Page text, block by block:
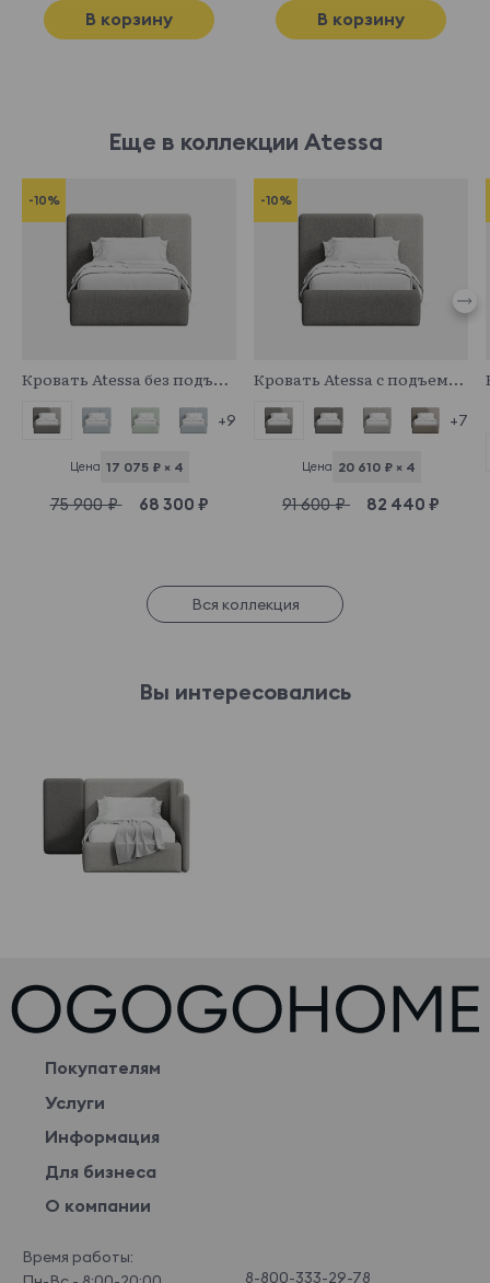
В корзину В корзину
Еще в коллекции Atessa
-10%
Кровать Atessa без подъемного механизма
+9
Цена 17 075 ₽ × 4
75 900 ₽ 68 300 ₽
-10%
Кровать Atessa с подъемным механизмом
+7
Цена 20 610 ₽ × 4
91 600 ₽ 82 440 ₽
Вся коллекция
Вы интересовались
Покупателям
Услуги
Информация
Для бизнеса
О компании
Время работы:
8-800-333-29-78